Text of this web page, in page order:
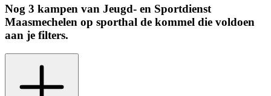
Nog 3 kampen van Jeugd- en Sportdienst
Maasmechelen op sporthal de kommel die voldoen
aan je filters.